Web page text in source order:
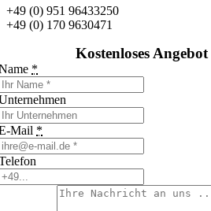
+49 (0) 951 96433250
+49 (0) 170 9630471
Kostenloses
*
Mail *